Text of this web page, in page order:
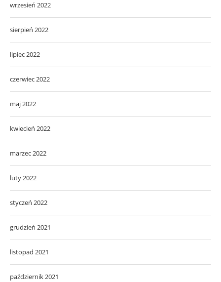
wrzesień 2022
sierpień 2022
lipiec 2022
czerwiec 2022
maj 2022
kwiecień 2022
marzec 2022
luty 2022
styczeń 2022
grudzień 2021
listopad 2021
październik 2021